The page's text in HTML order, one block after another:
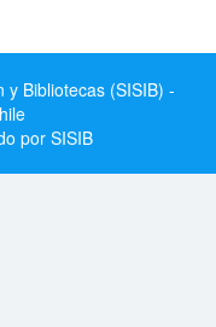
y Bibliotecas (SISIB) -
por SISIB